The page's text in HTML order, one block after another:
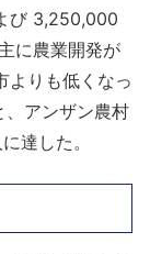
び 3,250,000
に農業開発が
よりも低くなっ
アンザン農村
達した。